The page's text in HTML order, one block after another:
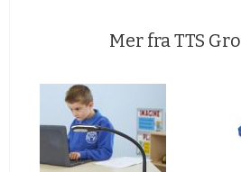
Mer fra TTS